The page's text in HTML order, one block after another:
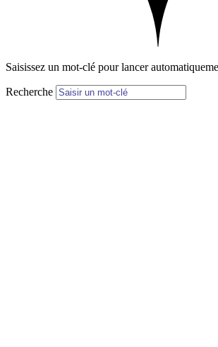
Saisissez un mot-clé pour lancer
Recherche